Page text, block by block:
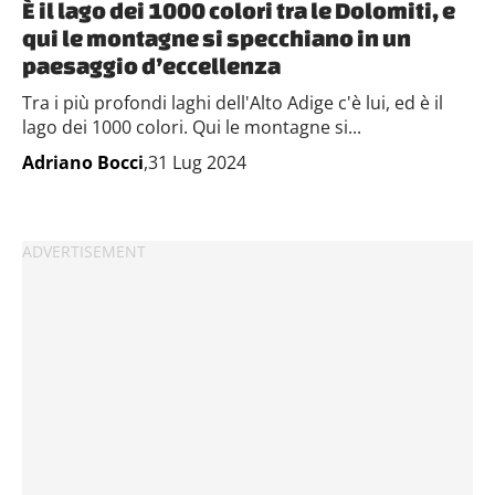
È il lago dei 1000 colori tra le Dolomiti, e
qui le montagne si specchiano in un
paesaggio d’eccellenza
Tra i più profondi laghi dell'Alto Adige c'è lui, ed è il
lago dei 1000 colori. Qui le montagne si...
Adriano Bocci,31 Lug 2024